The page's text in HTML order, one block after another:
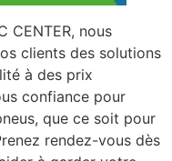
CENTER, nous
clients des solutions
à des prix
confiance pour
que ce soit pour
rendez-vous dès